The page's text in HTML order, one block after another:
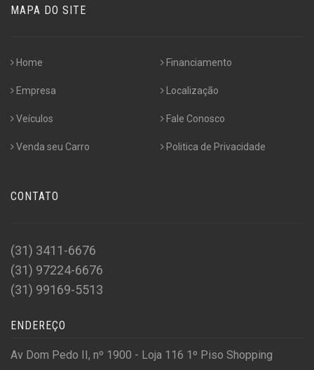
MAPA DO SITE
Home
Empresa
Veículos
Venda seu Carro
Financiamento
Localização
Fale Conosco
Politica de Privacidade
CONTATO
(31) 3411-6676
(31) 97224-6676
(31) 99169-5513
ENDEREÇO
Av Dom Pedo II, nº 1900 - Loja 116 1º Piso Shopping